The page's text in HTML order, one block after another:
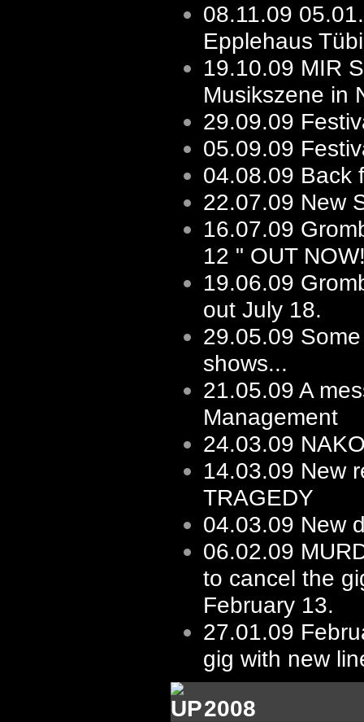
08.11.09
Epplehaus
19.10.09 MIR
Musikszene in
29.09.09
05.09.09
04.08.09 Back
22.07.09 New
16.07.09
12 " OUT
19.06.09
out July 18.
29.05.09
shows...
21.05.09 A
Management
24.03.09
14.03.09 New
TRAGEDY
04.03.09 New
06.02.09
to cancel the
February 13.
27.01.09
gig with new
2008